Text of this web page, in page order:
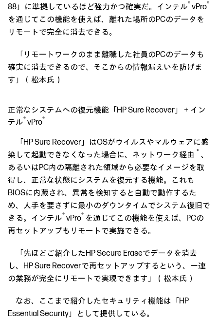
88」に準拠しているほど強力かつ確実だ。インテル®vPro®
を通じてこの機能を使えば、離れた場所のPCのデータを
リモートで完全に消去できる。
「リモートワークのまま離職した社員のPCのデータも
確実に消去できるので、そこからの情報漏えいを防げま
す」（松本氏）
正常なシステムへの復元機能「HP Sure Recover」＋イン
テル®vPro®
「HP Sure Recover」はOSがウイルスやマルウェアに感
染して起動できなくなった場合に、ネットワーク経由 ＊ 、
あるいはPC内の隔離された領域から必要なイメージを取
得し、正常な状態にシステムを復元する機能。これも
BIOSに内蔵され、異常を検知すると自動で動作するた
め、人手を要さずに最小のダウンタイムでシステム復旧で
きる。インテル®vPro® を通じてこの機能を使えば、PCの
再セットアップもリモートで実施できる。
「先ほどご紹介したHP Secure Eraseでデータを消去
し、HP Sure Recoverで再セットアップするという、一連
の業務が完全にリモートで実現できます」（松本氏）
なお、ここまで紹介したセキュリティ機能は「HP
Essential Security」として提供している。